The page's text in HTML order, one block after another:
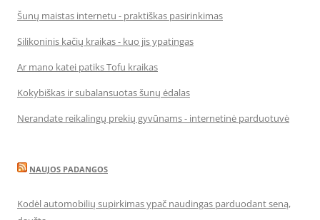
Šunų maistas internetu - praktiškas pasirinkimas
Silikoninis kačių kraikas - kuo jis ypatingas
Ar mano katei patiks Tofu kraikas
Kokybiškas ir subalansuotas šunų ėdalas
Nerandate reikalingų prekių gyvūnams - internetinė parduotuvė
NAUJOS PADANGOS
Kodėl automobilių supirkimas ypač naudingas parduodant seną,